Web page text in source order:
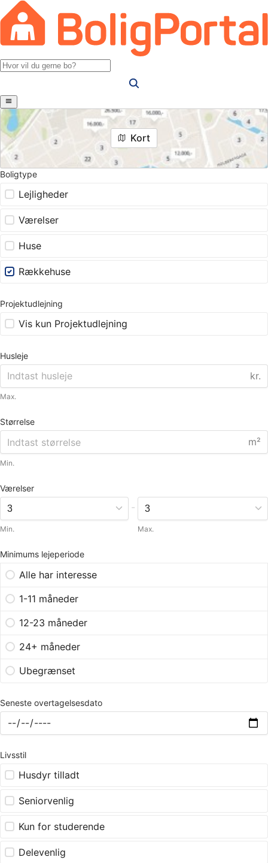
Kort
Boligtype
Lejligheder
Værelser
Huse
Rækkehuse
Projektudlejning
Vis kun Projektudlejning
Husleje
kr.
Max.
Størrelse
m²
Min.
Værelser
Min.
-
Max.
Minimums lejeperiode
Alle har interesse
1-11 måneder
12-23 måneder
24+ måneder
Ubegrænset
Seneste overtagelsesdato
Livsstil
Husdyr tilladt
Seniorvenlig
Kun for studerende
Delevenlig